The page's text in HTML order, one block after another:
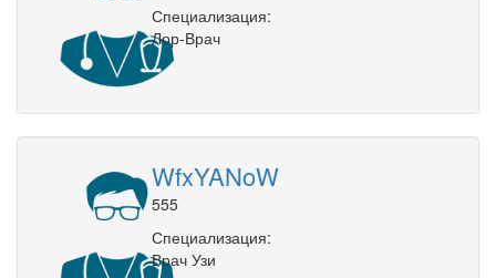
Специализация:
Лор-Врач
WfxYANoW
555
Специализация:
Врач Узи